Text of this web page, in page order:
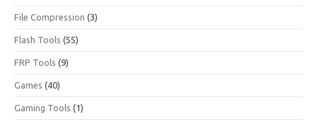
File Compression (3)
Flash Tools (55)
FRP Tools (9)
Games (40)
Gaming Tools (1)